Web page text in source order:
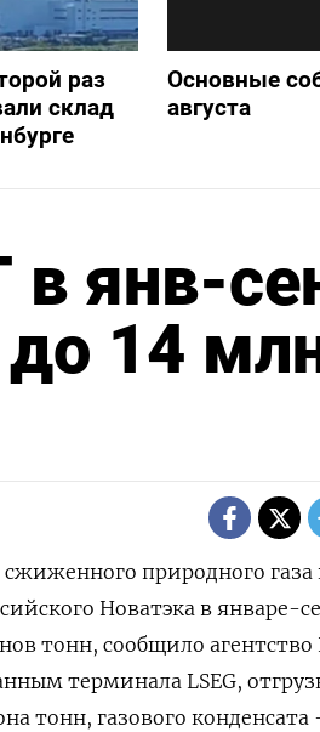
раз
склад
Основные
августа
в янв-
14
природного газа
Новатэка в январе-
тонн, сообщило агентство
терминала LSEG,
тонн, газового